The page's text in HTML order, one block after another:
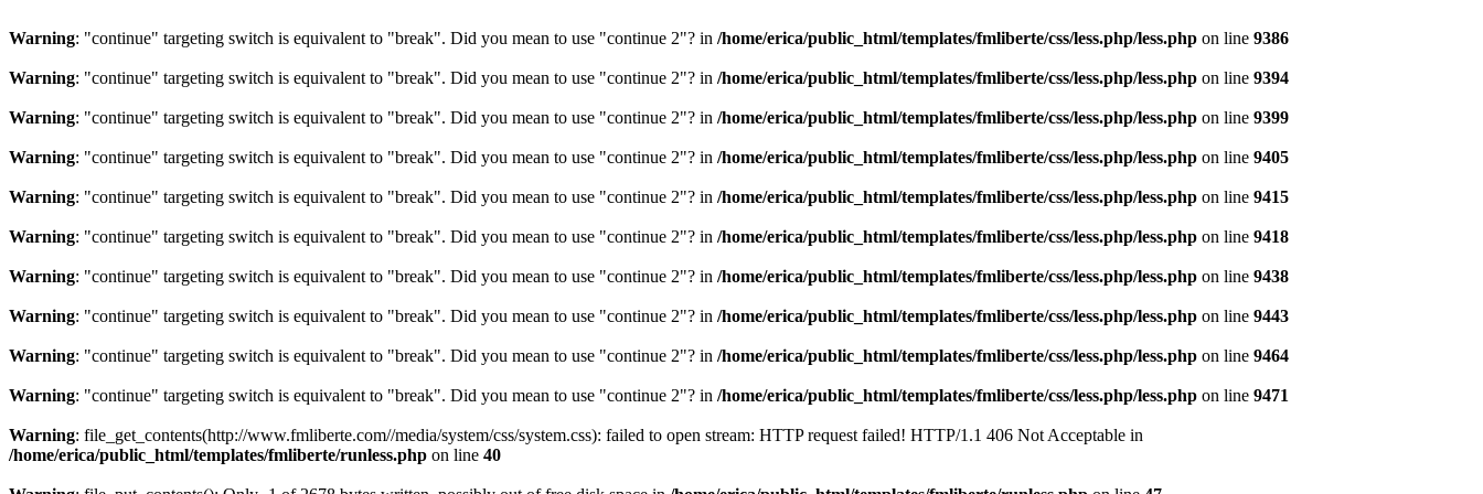
Warning: "continue" targeting switch is equivalent to "break". Did you mean to use "continue 2"? in /home/erica/public_html/templates/fmliberte/css/less.php/less.php on line 9386
Warning: "continue" targeting switch is equivalent to "break". Did you mean to use "continue 2"? in /home/erica/public_html/templates/fmliberte/css/less.php/less.php on line 9394
Warning: "continue" targeting switch is equivalent to "break". Did you mean to use "continue 2"? in /home/erica/public_html/templates/fmliberte/css/less.php/less.php on line 9399
Warning: "continue" targeting switch is equivalent to "break". Did you mean to use "continue 2"? in /home/erica/public_html/templates/fmliberte/css/less.php/less.php on line 9405
Warning: "continue" targeting switch is equivalent to "break". Did you mean to use "continue 2"? in /home/erica/public_html/templates/fmliberte/css/less.php/less.php on line 9415
Warning: "continue" targeting switch is equivalent to "break". Did you mean to use "continue 2"? in /home/erica/public_html/templates/fmliberte/css/less.php/less.php on line 9418
Warning: "continue" targeting switch is equivalent to "break". Did you mean to use "continue 2"? in /home/erica/public_html/templates/fmliberte/css/less.php/less.php on line 9438
Warning: "continue" targeting switch is equivalent to "break". Did you mean to use "continue 2"? in /home/erica/public_html/templates/fmliberte/css/less.php/less.php on line 9443
Warning: "continue" targeting switch is equivalent to "break". Did you mean to use "continue 2"? in /home/erica/public_html/templates/fmliberte/css/less.php/less.php on line 9464
Warning: "continue" targeting switch is equivalent to "break". Did you mean to use "continue 2"? in /home/erica/public_html/templates/fmliberte/css/less.php/less.php on line 9471
Warning: file_get_contents(http://www.fmliberte.com//media/system/css/system.css): failed to open stream: HTTP request failed! HTTP/1.1 406 Not Acceptable in
/home/erica/public_html/templates/fmliberte/runless.php on line 40